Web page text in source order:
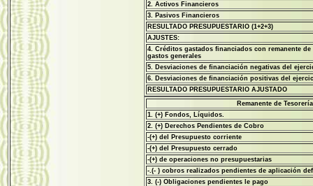
2. Activos Financieros
3. Pasivos Financieros
RESULTADO PRESUPUESTARIO (1+2+3)
AJUSTES:
4. Créditos gastados financiados con remanente de
gastos generales
5. Desviaciones de financiación negativas del
6. Desviaciones de financiación positivas del
RESULTADO PRESUPUESTARIO AJUSTADO
Remanente de Tesorería
1. (+) Fondos, Líquidos.
2. (+) Derechos Pendientes de Cobro
-(+) del Presupuesto corriente
-(+) del Presupuesto cerrado
-(+) de operaciones no presupuestarias
-.(- ) cobros realizados pendientes de aplicación
3. (-) Obligaciones pendientes le pago